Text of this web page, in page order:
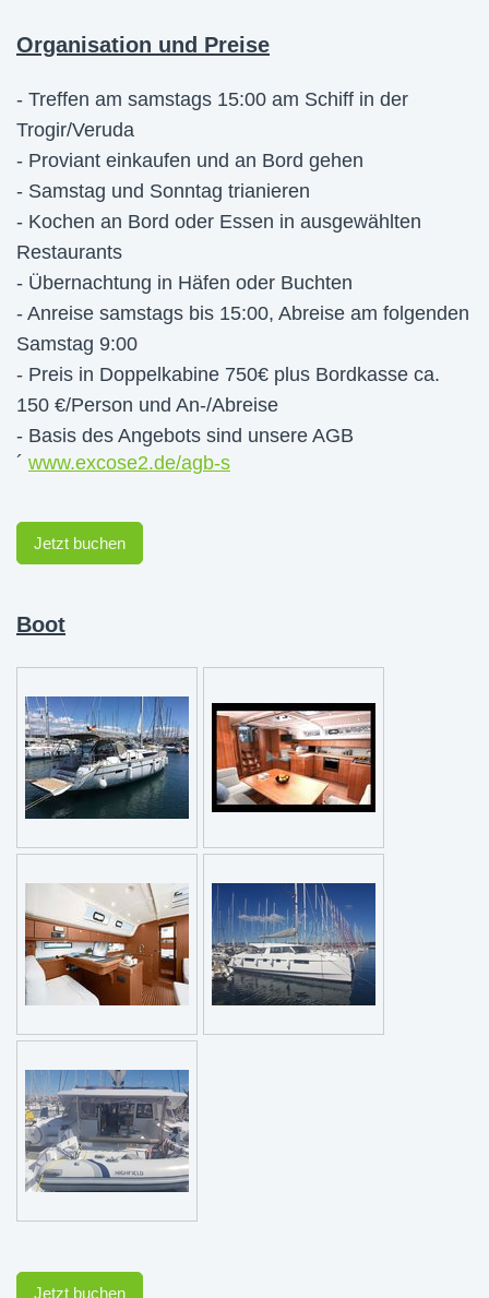
Organisation und Preise
- Treffen am samstags 15:00 am Schiff in der
Trogir/Veruda
- Proviant einkaufen und an Bord gehen
- Samstag und Sonntag trianieren
- Kochen an Bord oder Essen in ausgewählten
Restaurants
- Übernachtung in Häfen oder Buchten
- Anreise samstags bis 15:00, Abreise am folgenden
Samstag 9:00
- Preis in Doppelkabine 750€ plus Bordkasse ca.
150 €/Person und An-/Abreise
- Basis des Angebots sind unsere AGB
´ www.excose2.de/agb-s
Jetzt buchen
Boot
Jetzt buchen